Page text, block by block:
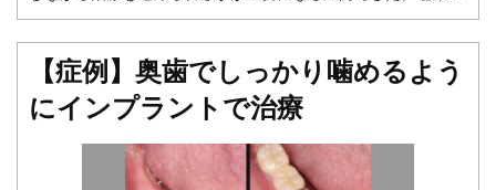
わせの治療は、噛める様になってくると予想外の顎の動きなど
す。今回は患者様にご協力いただいて修理と調整を繰り返しな
がら治療を進めていきました。 最終的にしっかり笑えてお食
きる様になったと喜んでいただき本当に良かったと思います。
【症例】奥歯でしっかり噛めるよう
にインプラントで治療